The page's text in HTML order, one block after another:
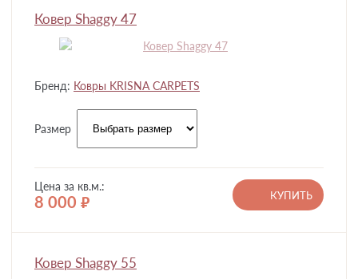
Ковер Shaggy 47
Бренд: Ковры KRISNA CARPETS
Размер
Цена за кв.м.:
8 000 руб.
КУПИТЬ
Ковер Shaggy 55